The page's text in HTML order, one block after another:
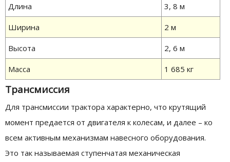
Длина 3, 8 м
Ширина 2 м
Высота 2, 6 м
Масса 1 685 кг
Трансмиссия
Для трансмиссии трактора характерно, что крутящий
момент предается от двигателя к колесам, и далее – ко
всем активным механизмам навесного оборудования.
Это так называемая ступенчатая механическая